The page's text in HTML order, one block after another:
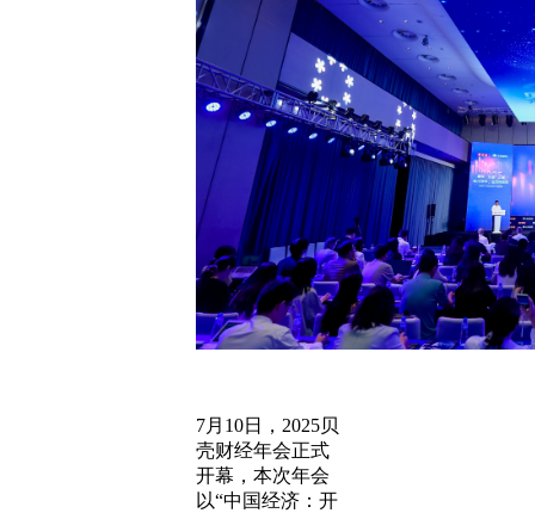
7月10日，2025贝
壳财经年会正式
开幕，本次年会
以“中国经济：开